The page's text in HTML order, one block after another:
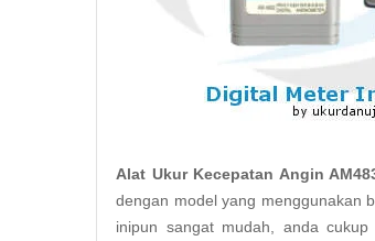
Alat Ukur Kecepatan Angin
dengan model yang menggunakan
inipun sangat mudah, anda